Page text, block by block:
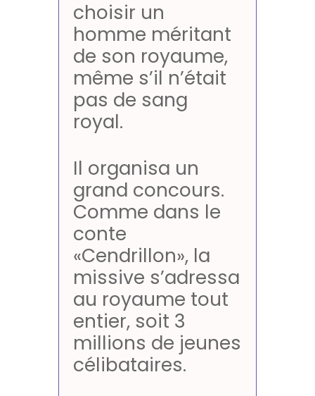
choisir un
homme méritant
de son royaume,
même s’il n’était
pas de sang
royal.
Il organisa un
grand concours.
Comme dans le
conte
«Cendrillon», la
missive s’adressa
au royaume tout
entier, soit 3
millions de jeunes
célibataires.